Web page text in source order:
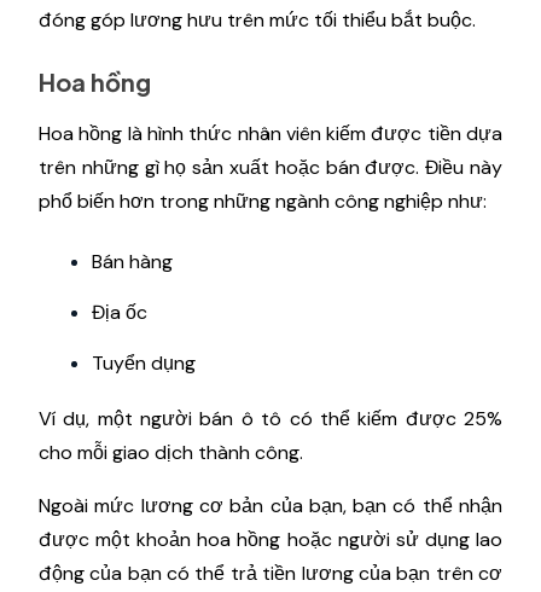
đóng góp lương hưu trên mức tối thiểu bắt buộc.
Hoa hồng
Hoa hồng là hình thức nhân viên kiếm được tiền dựa
trên những gì họ sản xuất hoặc bán được. Điều này
phổ biến hơn trong những ngành công nghiệp như:
Bán hàng
Địa ốc
Tuyển dụng
Ví dụ, một người bán ô tô có thể kiếm được 25%
cho mỗi giao dịch thành công.
Ngoài mức lương cơ bản của bạn, bạn có thể nhận
được một khoản hoa hồng hoặc người sử dụng lao
động của bạn có thể trả tiền lương của bạn trên cơ